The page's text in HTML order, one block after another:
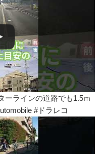
ーラインの道路でも1.5ｍ
#ドラレコ